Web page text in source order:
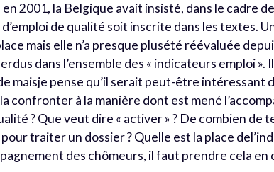
2001, la Belgique avait insisté, dans le cadre
de qualité soit inscrite dans les textes.
mais elle n’a presque plusété réévaluée
dans l’ensemble des « indicateurs emploi
maisje pense qu’il serait peut-être
confronter à la manière dont est mené
? Que veut dire « activer » ? De combien de
traiter un dossier ? Quelle est la place
des chômeurs, il faut prendre cela en